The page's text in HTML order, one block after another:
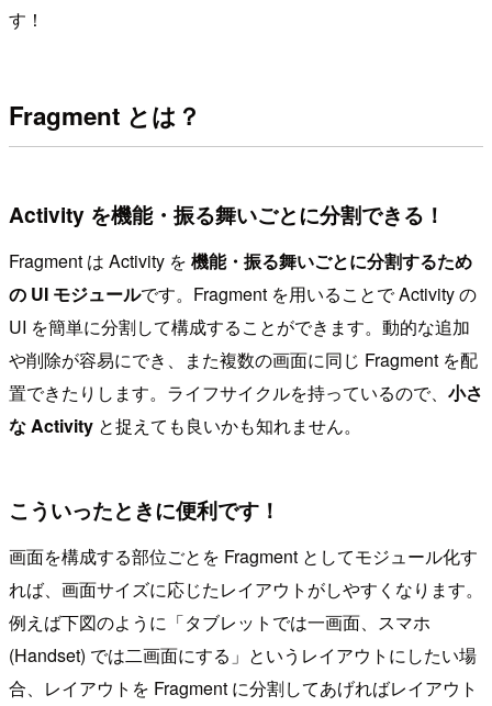
す！
Fragment とは？
Activity を機能・振る舞いごとに分割できる！
Fragment は Activity を 機能・振る舞いごとに分割するため
の UI モジュールです。Fragment を用いることで Activity の
UI を簡単に分割して構成することができます。動的な追加
や削除が容易にでき、また複数の画面に同じ Fragment を配
置できたりします。ライフサイクルを持っているので、 小さ
な Activity と捉えても良いかも知れません。
こういったときに便利です！
画面を構成する部位ごとを Fragment としてモジュール化す
れば、画面サイズに応じたレイアウトがしやすくなります。
例えば下図のように「タブレットでは一画面、スマホ
(Handset) では二画面にする」というレイアウトにしたい場
合、レイアウトを Fragment に分割してあげればレイアウト